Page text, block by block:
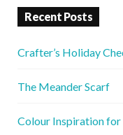
Recent Posts
Crafter’s Holiday
The Meander Scarf
Colour Inspiration